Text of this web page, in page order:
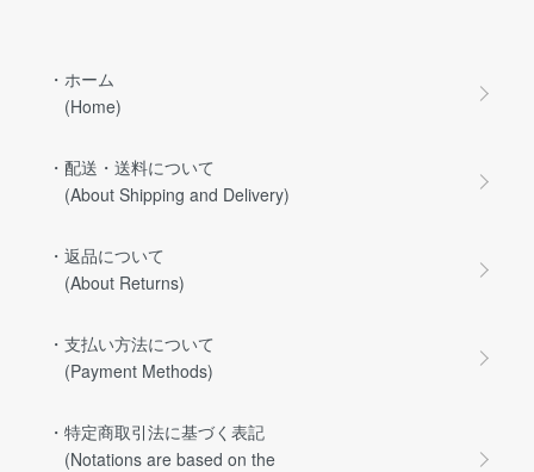
・ホーム
(Home)
・配送・送料について
(About Shipping and Delivery)
・返品について
(About Returns)
・支払い方法について
(Payment Methods)
・特定商取引法に基づく表記
(Notations are based on the